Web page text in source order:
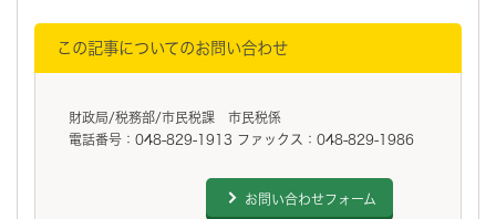
この記事についてのお問い合わせ
財政局/税務部/市民税課 市民税係
電話番号：048-829-1913 ファックス：048-829-1986
お問い合わせフォーム